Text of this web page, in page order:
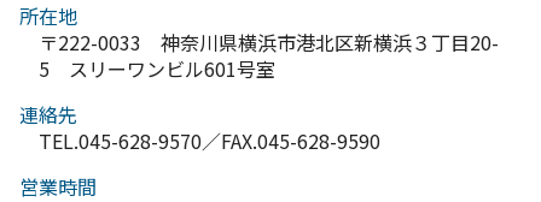
所在地
〒222-0033 神奈川県横浜市港北区新横浜３丁目20-
5 スリーワンビル601号室
連絡先
TEL.045-628-9570／FAX.045-628-9590
営業時間